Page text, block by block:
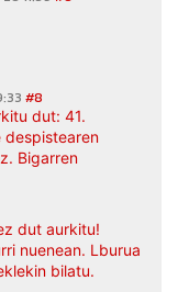
#8
dut: 41.
despistearen
Bigarren
dut aurkitu!
nuenean. Lburua
bilatu.